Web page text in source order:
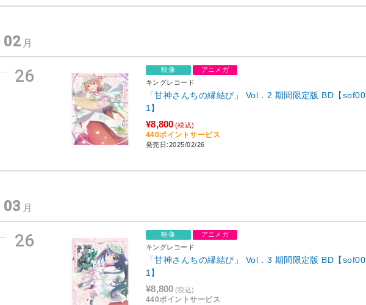
02 月
26 映像
アニメガ
キングレコード
「甘神さんちの縁結び」 Vol．2 期間限定版 BD【sof00
1】
¥8,800 (税込)
440ポイントサービス
発売日:2025/02/26
03 月
26 映像
アニメガ
キングレコード
「甘神さんちの縁結び」 Vol．3 期間限定版 BD【sof00
1】
¥8,800 (税込)
440ポイントサービス